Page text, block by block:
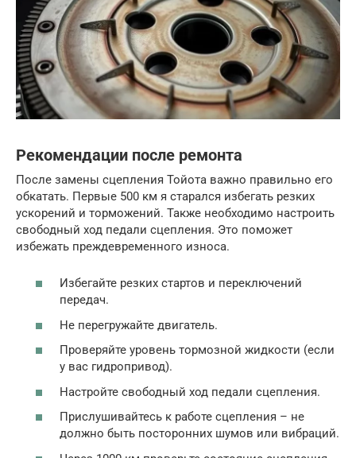
Рекомендации после ремонта
После замены сцепления Тойота важно правильно его
обкатать. Первые 500 км я старался избегать резких
ускорений и торможений. Также необходимо настроить
свободный ход педали сцепления. Это поможет
избежать преждевременного износа.
Избегайте резких стартов и переключений
передач.
Не перегружайте двигатель.
Проверяйте уровень тормозной жидкости (если
у вас гидропривод).
Настройте свободный ход педали сцепления.
Прислушивайтесь к работе сцепления – не
должно быть посторонних шумов или вибраций.